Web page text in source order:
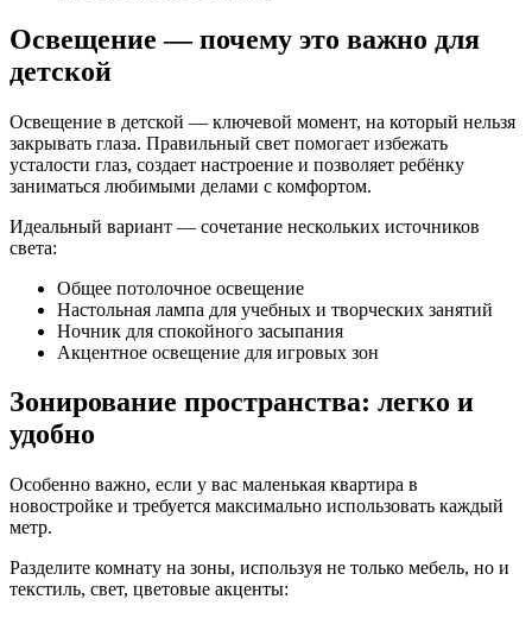
Освещение — почему это важно для
детской
Освещение в детской — ключевой момент, на который нельзя
закрывать глаза. Правильный свет помогает избежать
усталости глаз, создает настроение и позволяет ребёнку
заниматься любимыми делами с комфортом.
Идеальный вариант — сочетание нескольких источников
света:
Общее потолочное освещение
Настольная лампа для учебных и творческих занятий
Ночник для спокойного засыпания
Акцентное освещение для игровых зон
Зонирование пространства: легко и
удобно
Особенно важно, если у вас маленькая квартира в
новостройке и требуется максимально использовать каждый
метр.
Разделите комнату на зоны, используя не только мебель, но и
текстиль, свет, цветовые акценты: